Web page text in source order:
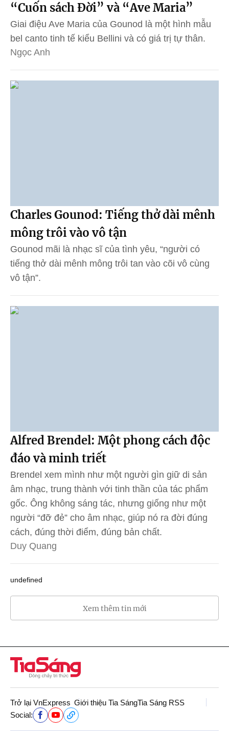
“Cuốn sách Đời” và “Ave Maria”
Giai điệu Ave Maria của Gounod là một hình mẫu
bel canto tinh tế kiểu Bellini và có giá trị tự thân.
Ngọc Anh
Charles Gounod: Tiếng thở dài mênh
mông trôi vào vô tận
Gounod mãi là nhạc sĩ của tình yêu, “người có
tiếng thở dài mênh mông trôi tan vào cõi vô cùng
vô tận”.
Alfred Brendel: Một phong cách độc
đáo và minh triết
Brendel xem mình như một người gìn giữ di sản
âm nhạc, trung thành với tinh thần của tác phẩm
gốc. Ông không sáng tác, nhưng giống như một
người “đỡ đẻ” cho âm nhạc, giúp nó ra đời đúng
cách, đúng thời điểm, đúng bản chất.
Duy Quang
undefined
Xem thêm tin mới
Trở lại VnExpress Giới thiệu Tia SángTia Sáng RSS
Social: